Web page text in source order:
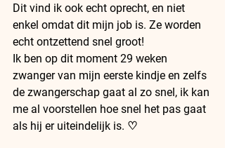
Dit vind ik ook echt oprecht, en niet
enkel omdat dit mijn job is. Ze worden
echt ontzettend snel groot!
Ik ben op dit moment 29 weken
zwanger van mijn eerste kindje en zelfs
de zwangerschap gaat al zo snel, ik kan
me al voorstellen hoe snel het pas gaat
als hij er uiteindelijk is. ♡